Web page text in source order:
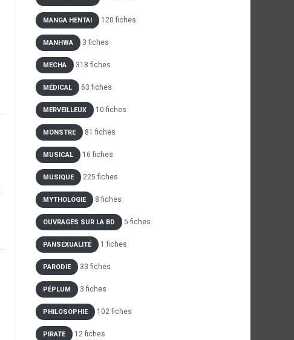
MANGA HENTAI 120 fiches
MANHWA 3 fiches
MECHA 318 fiches
MÉDICAL 63 fiches
MERVEILLEUX 10 fiches
MONSTRE 81 fiches
MUSICAL 16 fiches
MUSIQUE 225 fiches
MYTHOLOGIE 8 fiches
OUVRAGES SUR LA BD 5 fiches
PANSEXUALITÉ 1 fiches
PARODIE 33 fiches
PÉPLUM 3 fiches
PHILOSOPHIE 102 fiches
PIRATE 12 fiches